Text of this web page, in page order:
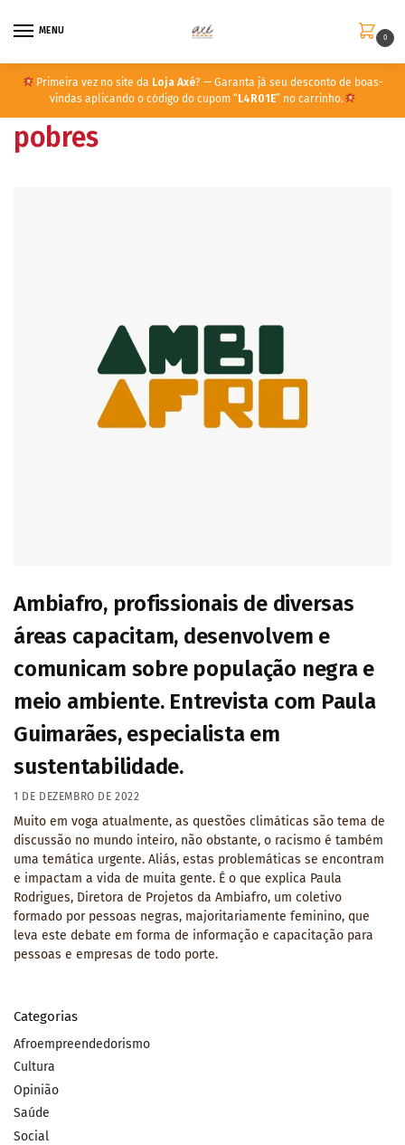
MENU
0
Primeira vez no site da Loja Axé? — Garanta já seu desconto de boas-
vindas aplicando o código do cupom “ L4R01E” no carrinho.
pobres
Ambiafro, profissionais de diversas
áreas capacitam, desenvolvem e
comunicam sobre população negra e
meio ambiente. Entrevista com Paula
Guimarães, especialista em
sustentabilidade.
1 DE DEZEMBRO DE 2022
Muito em voga atualmente, as questões climáticas são tema de
discussão no mundo inteiro, não obstante, o racismo é também
uma temática urgente. Aliás, estas problemáticas se encontram
e impactam a vida de muita gente. É o que explica Paula
Rodrigues, Diretora de Projetos da Ambiafro, um coletivo
formado por pessoas negras, majoritariamente feminino, que
leva este debate em forma de informação e capacitação para
pessoas e empresas de todo porte.
Categorias
Afroempreendedorismo
Cultura
Opinião
Saúde
Social